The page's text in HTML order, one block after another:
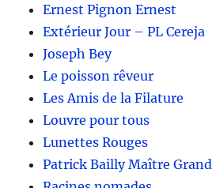
Ernest Pignon Ernest
Extérieur Jour – PL Cereja
Joseph Bey
Le poisson rêveur
Les Amis de la Filature
Louvre pour tous
Lunettes Rouges
Patrick Bailly Maître Grand